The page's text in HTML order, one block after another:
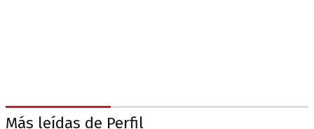
Más leídas de Perfil